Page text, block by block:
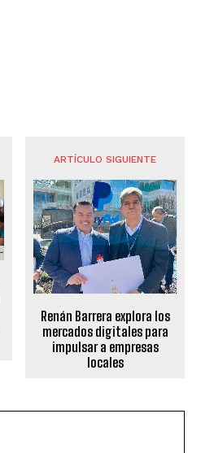
ARTÍCULO SIGUIENTE
Renán Barrera explora los
mercados digitales para
impulsar a empresas
locales